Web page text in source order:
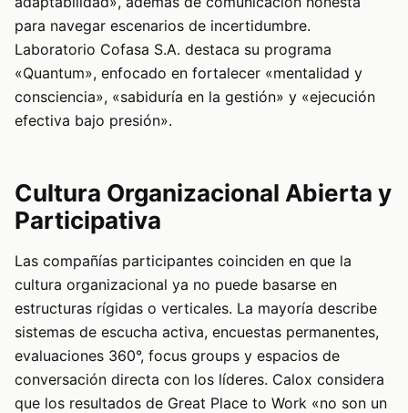
para navegar escenarios de incertidumbre.
Laboratorio Cofasa S.A. destaca su programa
«Quantum», enfocado en fortalecer «mentalidad y
consciencia», «sabiduría en la gestión» y «ejecución
efectiva bajo presión».
Cultura Organizacional Abierta y
Participativa
Las compañías participantes coinciden en que la
cultura organizacional ya no puede basarse en
estructuras rígidas o verticales. La mayoría describe
sistemas de escucha activa, encuestas permanentes,
evaluaciones 360°, focus groups y espacios de
conversación directa con los líderes. Calox considera
que los resultados de Great Place to Work «no son un